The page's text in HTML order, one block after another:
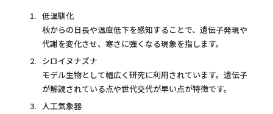
低温馴化
秋からの日長や温度低下を感知することで、遺伝子発現や
代謝を変化させ、寒さに強くなる現象を指します。
シロイヌナズナ
モデル生物として幅広く研究に利用されています。遺伝子
が解読されている点や世代交代が早い点が特徴です。
人工気象器